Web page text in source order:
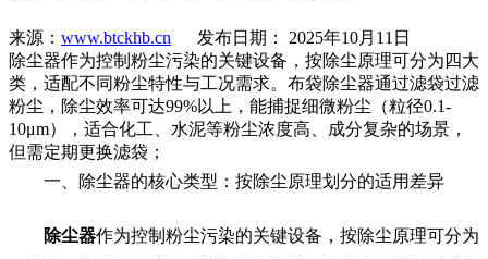
来源： www.btckhb.cn 发布日期： 2025年10月11日
除尘器作为控制粉尘污染的关键设备，按除尘原理可分为四大
类，适配不同粉尘特性与工况需求。布袋除尘器通过滤袋过滤
粉尘，除尘效率可达99%以上，能捕捉细微粉尘（粒径0.1-
10μm），适合化工、水泥等粉尘浓度高、成分复杂的场景，
但需定期更换滤袋；
一、除尘器的核心类型：按除尘原理划分的适用差异
除尘器作为控制粉尘污染的关键设备，按除尘原理可分为